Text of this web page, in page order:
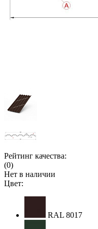
Рейтинг качества:
(0)
Нет в наличии
Цвет:
RAL 8017